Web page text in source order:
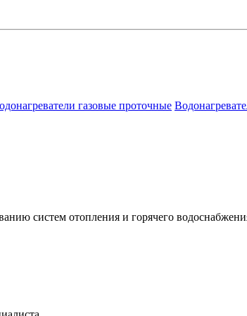
газовые проточные
систем отопления и горячего